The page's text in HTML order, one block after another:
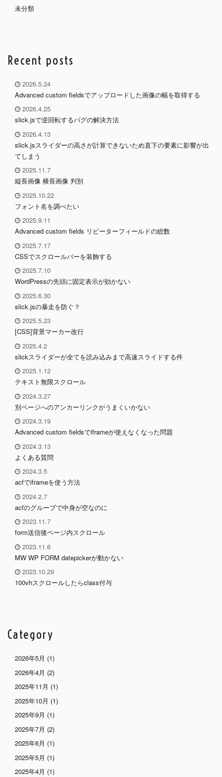
未分類
Recent posts
2026.5.24
Advanced custom fieldsでアップロードした画像の幅を取得する
2026.4.25
slick.jsで逆回転するバグの解決方法
2026.4.13
slick.jsスライダーの高さが計算できないため直下の要素に影響が出
てしまう
2025.11.7
縦長画像 横長画像 判別
2025.10.22
フォント名を調べたい
2025.9.11
Advanced custom fields リピーターフィールドの総数
2025.7.17
CSSでスクロールバーを装飾する
2025.7.10
WordPressの先頭に固定表示が効かない
2025.6.30
slick.jsの暴走を防ぐ？
2025.5.23
[CSS]背景マーカー改行
2025.4.2
slickスライダーが全てを読み込みまで高速スライドする件
2025.1.12
テキスト無限スクロール
2024.3.27
別ページへのアンカーリンクがうまくいかない
2024.3.19
Advanced custom fieldsでiframeが使えなくなった問題
2024.3.13
よくある質問
2024.3.5
acfでiframeを使う方法
2024.2.7
acfのグループで中身が空なのに
2023.11.7
form送信後ページ内スクロール
2023.11.6
MW WP FORM datepickerが動かない
2023.10.29
100vhスクロールしたらclass付与
Category
2026年5月 (1)
2026年4月 (2)
2025年11月 (1)
2025年10月 (1)
2025年9月 (1)
2025年7月 (2)
2025年6月 (1)
2025年5月 (1)
2025年4月 (1)